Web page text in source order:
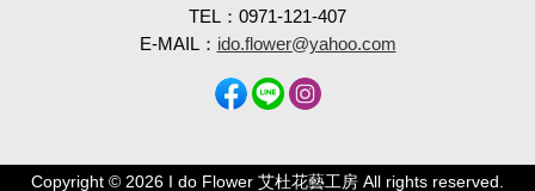
TEL：0971-121-407
E-MAIL： ido.flower@yahoo.com
Copyright © 2026 I do Flower 艾杜花藝工房 All rights reserved.